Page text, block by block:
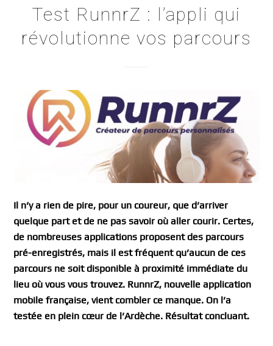
Test RunnrZ : l’appli qui
révolutionne vos parcours
Il n’y a rien de pire, pour un coureur, que d’arriver
quelque part et de ne pas savoir où aller courir. Certes,
de nombreuses applications proposent des parcours
pré-enregistrés, mais il est fréquent qu’aucun de ces
parcours ne soit disponible à proximité immédiate du
lieu où vous vous trouvez. RunnrZ, nouvelle application
mobile française, vient combler ce manque. On l’a
testée en plein cœur de l’Ardèche. Résultat concluant.